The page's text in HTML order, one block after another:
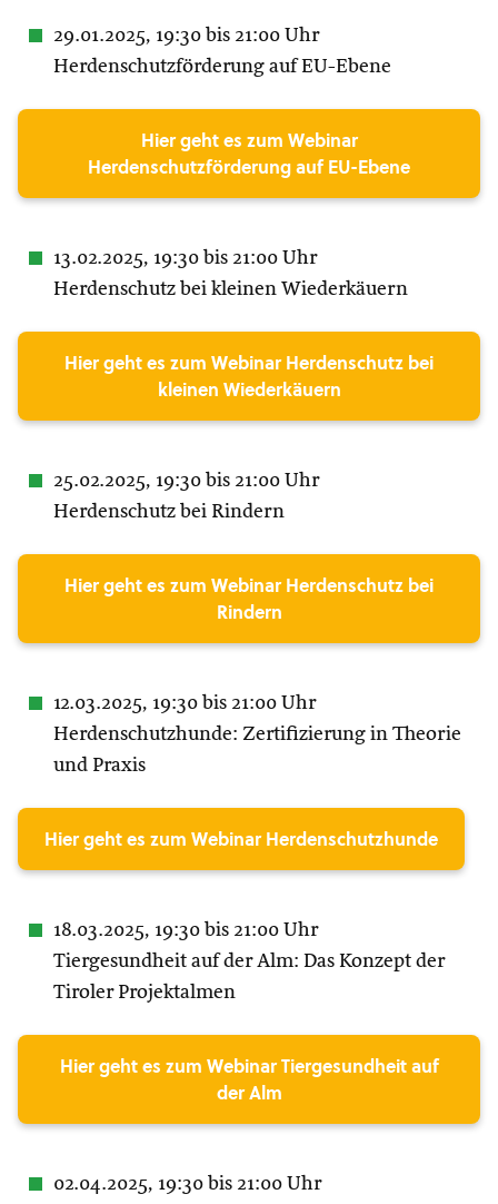
29.01.2025, 19:30 bis 21:00 Uhr
Herdenschutzförderung auf EU-Ebene
Hier geht es zum Webinar
Herdenschutzförderung auf EU-Ebene
13.02.2025, 19:30 bis 21:00 Uhr
Herdenschutz bei kleinen Wiederkäuern
Hier geht es zum Webinar Herdenschutz bei
kleinen Wiederkäuern
25.02.2025, 19:30 bis 21:00 Uhr
Herdenschutz bei Rindern
Hier geht es zum Webinar Herdenschutz bei
Rindern
12.03.2025, 19:30 bis 21:00 Uhr
Herdenschutzhunde: Zertifizierung in Theorie
und Praxis
Hier geht es zum Webinar Herdenschutzhunde
18.03.2025, 19:30 bis 21:00 Uhr
Tiergesundheit auf der Alm: Das Konzept der
Tiroler Projektalmen
Hier geht es zum Webinar Tiergesundheit auf
der Alm
02.04.2025, 19:30 bis 21:00 Uhr